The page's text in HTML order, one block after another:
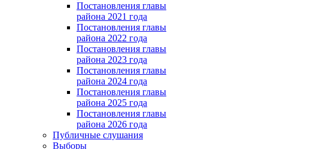
Постановления главы
района 2021 года
Постановления главы
района 2022 года
Постановления главы
района 2023 года
Постановления главы
района 2024 года
Постановления главы
района 2025 года
Постановления главы
района 2026 года
Публичные слушания
Выборы